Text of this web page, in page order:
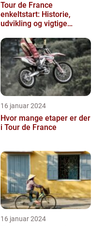
Tour de France
enkeltstart: Historie,
udvikling og vigtige
16 januar 2024
Hvor mange etaper er der
i Tour de France
16 januar 2024